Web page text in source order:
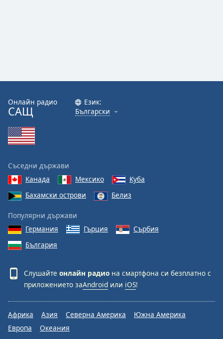
Онлайн радио
САЩ
Език:
Български
Съседни държави
Канада
Мексико
Куба
Бахамски острови
Белиз
Популярни държави
Германия
Гърция
Сърбия
България
Слушайте онлайн радио на смартфона си безплатно с
приложението заAndroid или iOS!
Африка Азия Северна Америка
Южна Америка
Европа
Океания